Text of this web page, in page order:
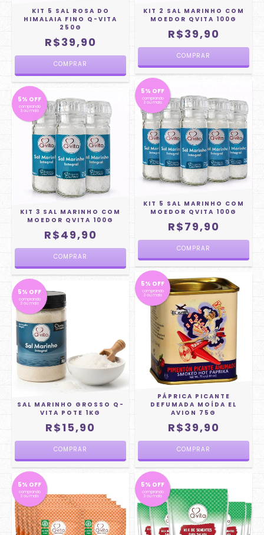
KIT 5 SAL ROSA DO
HIMALAIA FINO Q-VITA
250G
R$39,90
KIT 2 SAL MARINHO COM
MOEDOR QVITA 100G
R$39,90
5% OFF
comprando
3 ou mais
KIT 3 SAL MARINHO COM
MOEDOR QVITA 100G
R$49,90
5% OFF
comprando
3 ou mais
KIT 5 SAL MARINHO COM
MOEDOR QVITA 100G
R$79,90
5% OFF
comprando
3 ou mais
SAL MARINHO GROSSO Q-
VITA POTE 1KG
R$15,90
5% OFF
comprando
3 ou mais
PÁPRICA PICANTE
DEFUMADA MOÍDA EL
AVION 75G
R$39,90
5% OFF
comprando
3 ou mais
5% OFF
comprando
3 ou mais